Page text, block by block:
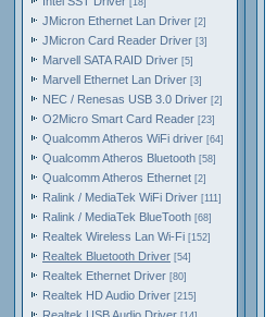
[18]
JMicron Ethernet Lan Driver [2]
JMicron Card Reader Driver [3]
Marvell SATA RAID Driver [5]
Marvell Ethernet Lan Driver [3]
NEC / Renesas USB 3.0 Driver [2]
O2Micro Smart Card Reader [23]
Qualcomm Atheros WiFi driver [64]
Qualcomm Atheros Bluetooth [58]
Qualcomm Atheros Ethernet [2]
Ralink / MediaTek WiFi Driver [111]
Ralink / MediaTek BlueTooth [68]
Realtek Wireless Lan Wi-Fi [152]
Realtek Bluetooth Driver [54]
Realtek Ethernet Driver [80]
Realtek HD Audio Driver [215]